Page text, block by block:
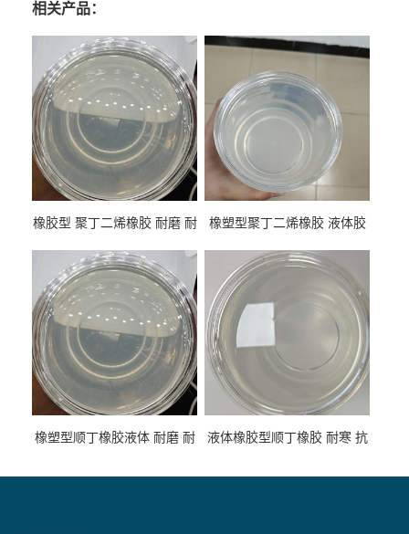
相关产品：
橡胶型 聚丁二烯橡胶 耐磨 耐
性
橡塑型聚丁二烯橡胶 液体胶
专用
橡塑型顺丁橡胶液体 耐磨 耐
液体橡胶型顺丁橡胶 耐寒 抗